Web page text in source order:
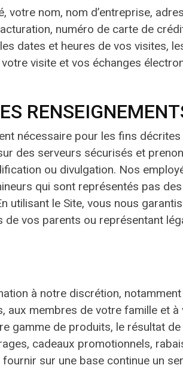
votre nom, nom d’entreprise,
numéro de carte de
dates et heures de vos visites,
visite et vos échanges
nécessaire pour les fins décrites
des serveurs sécurisés et
ou divulgation. Nos
qui sont représentés pas
utilisant le Site, vous nous
vos parents ou représentant
à notre discrétion,
membres de votre famille et
gamme de produits, le résultat
cadeaux promotionnels,
sur une base continue un